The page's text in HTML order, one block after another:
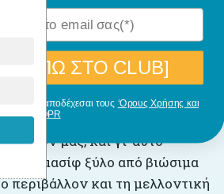
μας μας στόχος είναι η
μας, και γι’ αυτό
μασίφ ξύλο από βιώσιμα
περιβάλλον και τη μελλοντική
ΜΠΩ ΣΤΟ CLUB]
ότι αποδέχεσαι τους ‘Ορους Χρήσης και
GDPR